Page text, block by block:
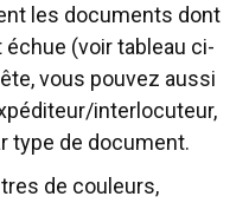
les documents dont
(voir tableau ci-
vous pouvez aussi
interlocuteur,
type de document.
de couleurs,